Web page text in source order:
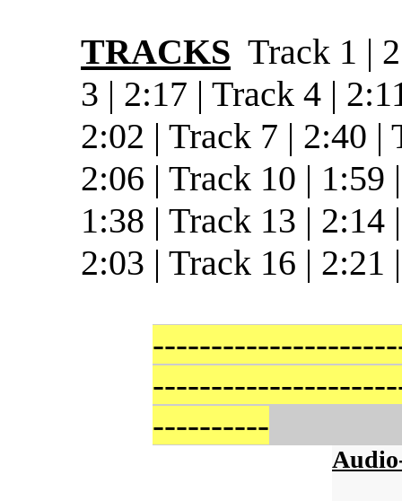
TRACKS Track 1 |
3 | 2:17 | Track 4 |
2:02 | Track 7 | 2:40 |
2:06 | Track 10 | 1:59
1:38 | Track 13 | 2:14 |
2:03 | Track 16 | 2:21 |
----------